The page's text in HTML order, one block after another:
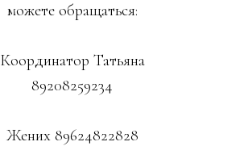
можете обращаться:
Координатор Татьяна
89208259234
Жених 89624822828